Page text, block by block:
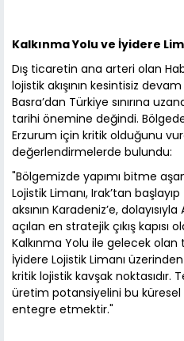
Kalkınma Yolu ve İyidere
Dış ticaretin ana arteri olan
lojistik akışının kesintisiz
Basra’dan Türkiye sınırına
tarihi önemine değindi.
Erzurum için kritik olduğunu
değerlendirmelerde bulundu:
"Bölgemizde yapımı bitme
Lojistik Limanı, Irak’tan
aksının Karadeniz’e,
açılan en stratejik çıkış kapısı
Kalkınma Yolu ile gelecek olan
İyidere Lojistik Limanı
kritik lojistik kavşak
üretim potansiyelini bu
entegre etmektir."